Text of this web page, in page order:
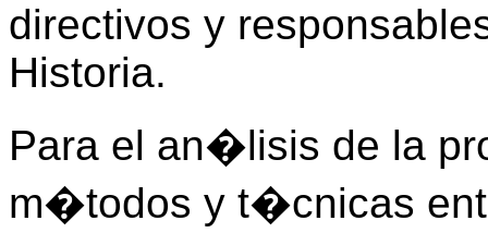
directivos y
Historia.
Para el an�lisis de la
m�todos y t�cnicas